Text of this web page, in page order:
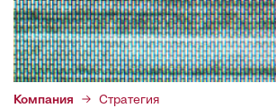
Компания Стратегия